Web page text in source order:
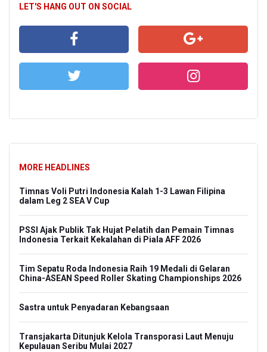
LET'S HANG OUT ON SOCIAL
MORE HEADLINES
Timnas Voli Putri Indonesia Kalah 1-3 Lawan Filipina
dalam Leg 2 SEA V Cup
PSSI Ajak Publik Tak Hujat Pelatih dan Pemain Timnas
Indonesia Terkait Kekalahan di Piala AFF 2026
Tim Sepatu Roda Indonesia Raih 19 Medali di Gelaran
China-ASEAN Speed Roller Skating Championships 2026
Sastra untuk Penyadaran Kebangsaan
Transjakarta Ditunjuk Kelola Transporasi Laut Menuju
Kepulauan Seribu Mulai 2027